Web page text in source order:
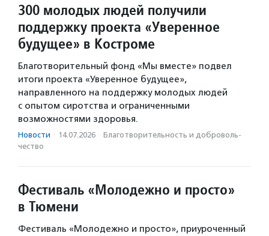
300 молодых людей получили
поддержку проекта «Уверенное
будущее» в Костроме
Благотворительный фонд «Мы вместе» подвел
итоги проекта «Уверенное будущее»,
направленного на поддержку молодых людей
с опытом сиротства и ограниченными
возможностями здоровья.
Новости · 14.07.2026 · Благотвори­тель­ность и доброволь­
чест­во
Фестиваль «Молодежно и просто»
в Тюмени
Фестиваль «Молодежно и просто», приуроченный